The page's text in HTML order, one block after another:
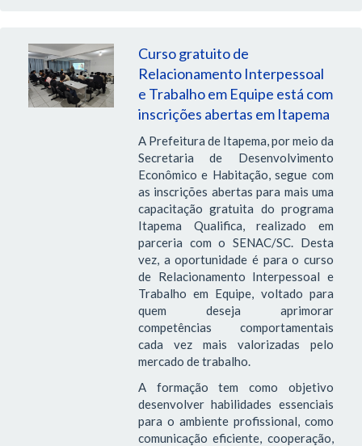
Curso gratuito de
Relacionamento Interpessoal
e Trabalho em Equipe está com
inscrições abertas em Itapema
A Prefeitura de Itapema, por meio da
Secretaria de Desenvolvimento
Econômico e Habitação, segue com
as inscrições abertas para mais uma
capacitação gratuita do programa
Itapema Qualifica, realizado em
parceria com o SENAC/SC. Desta
vez, a oportunidade é para o curso
de Relacionamento Interpessoal e
Trabalho em Equipe, voltado para
quem deseja aprimorar
competências comportamentais
cada vez mais valorizadas pelo
mercado de trabalho.
A formação tem como objetivo
desenvolver habilidades essenciais
para o ambiente profissional, como
comunicação eficiente, cooperação,